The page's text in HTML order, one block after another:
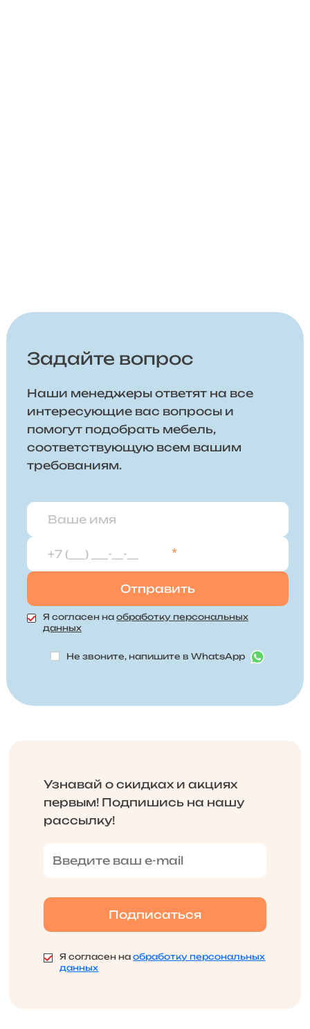
Задайте вопрос
Наши менеджеры ответят на все
интересующие вас вопросы и
помогут подобрать мебель,
соответствующую всем вашим
требованиям.
*
Я согласен на обработку персональных
данных
Не звоните, напишите в WhatsApp
Узнавай о скидках и акциях
первым! Подпишись на нашу
рассылку!
Я согласен наобработку персональных
данных